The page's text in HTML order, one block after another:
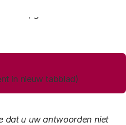
gaat u hiermee
in nieuw tabblad)
dat u uw antwoorden niet